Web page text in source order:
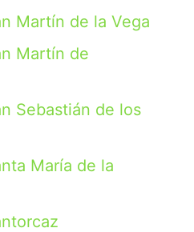
Martín de la Vega
Martín de
Sebastián de los
María de la